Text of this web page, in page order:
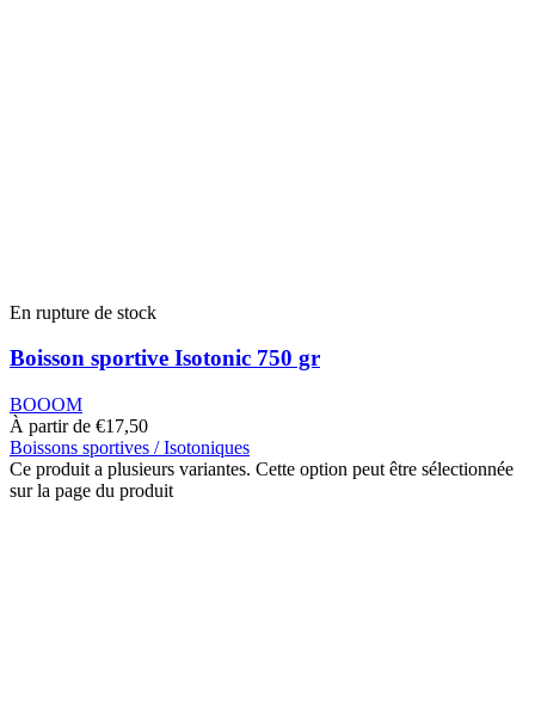
En rupture de stock
Boisson sportive Isotonic 750 gr
BOOOM
À partir de €17,50
Boissons sportives / Isotoniques
Ce produit a plusieurs variantes. Cette option peut être sélectionnée
sur la page du produit